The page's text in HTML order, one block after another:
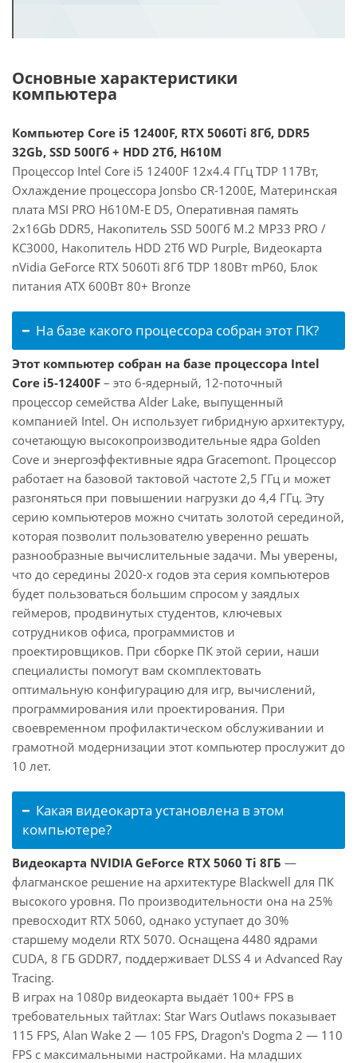
Основные характеристики
компьютера
Компьютер Core i5 12400F, RTX 5060Ti 8Гб, DDR5
32Gb, SSD 500Гб + HDD 2Тб, H610M
Процессор Intel Core i5 12400F 12x4.4 ГГц TDP 117Вт,
Охлаждение процессора Jonsbo CR-1200E, Материнская
плата MSI PRO H610M-E D5, Оперативная память
2x16Gb DDR5, Накопитель SSD 500Гб M.2 MP33 PRO /
KC3000, Накопитель HDD 2Тб WD Purple, Видеокарта
nVidia GeForce RTX 5060Ti 8Гб TDP 180Вт mP60, Блок
питания ATX 600Вт 80+ Bronze
На базе какого процессора собран этот ПК?
Этот компьютер собран на базе процессора Intel
Core i5-12400F – это 6-ядерный, 12-поточный
процессор семейства Alder Lake, выпущенный
компанией Intel. Он использует гибридную архитектуру,
сочетающую высокопроизводительные ядра Golden
Cove и энергоэффективные ядра Gracemont. Процессор
работает на базовой тактовой частоте 2,5 ГГц и может
разгоняться при повышении нагрузки до 4,4 ГГц. Эту
серию компьютеров можно считать золотой серединой,
которая позволит пользователю уверенно решать
разнообразные вычислительные задачи. Мы уверены,
что до середины 2020-х годов эта серия компьютеров
будет пользоваться большим спросом у заядлых
геймеров, продвинутых студентов, ключевых
сотрудников офиса, программистов и
проектировщиков. При сборке ПК этой серии, наши
специалисты помогут вам скомплектовать
оптимальную конфигурацию для игр, вычислений,
программирования или проектирования. При
своевременном профилактическом обслуживании и
грамотной модернизации этот компьютер прослужит до
10 лет.
Какая видеокарта установлена в этом
компьютере?
Видеокарта NVIDIA GeForce RTX 5060 Ti 8ГБ —
флагманское решение на архитектуре Blackwell для ПК
высокого уровня. По производительности она на 25%
превосходит RTX 5060, однако уступает до 30%
старшему модели RTX 5070. Оснащена 4480 ядрами
CUDA, 8 ГБ GDDR7, поддерживает DLSS 4 и Advanced Ray
Tracing.
В играх на 1080p видеокарта выдаёт 100+ FPS в
требовательных тайтлах: Star Wars Outlaws показывает
115 FPS, Alan Wake 2 — 105 FPS, Dragon's Dogma 2 — 110
FPS с максимальными настройками. На младших